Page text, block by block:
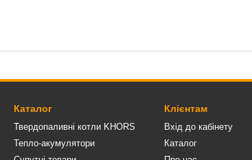
Каталог
Твердопаливні котли KHORS
Тепло-акумулятори
Клієнтам
Вхід до кабінету
Каталог